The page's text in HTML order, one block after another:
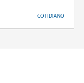
COTIDIANO